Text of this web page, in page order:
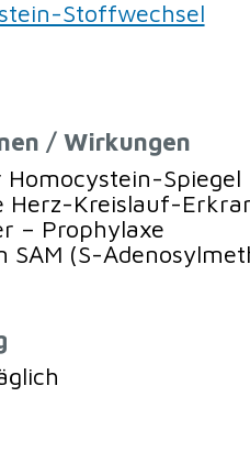
/ Wirkungen
Homocystein-Spiegel
Herz-Kreislauf-
– Prophylaxe
SAM (S-